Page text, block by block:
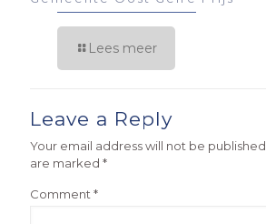
Lees meer
Leave a Reply
Your email address will not be published.
are marked *
Comment *